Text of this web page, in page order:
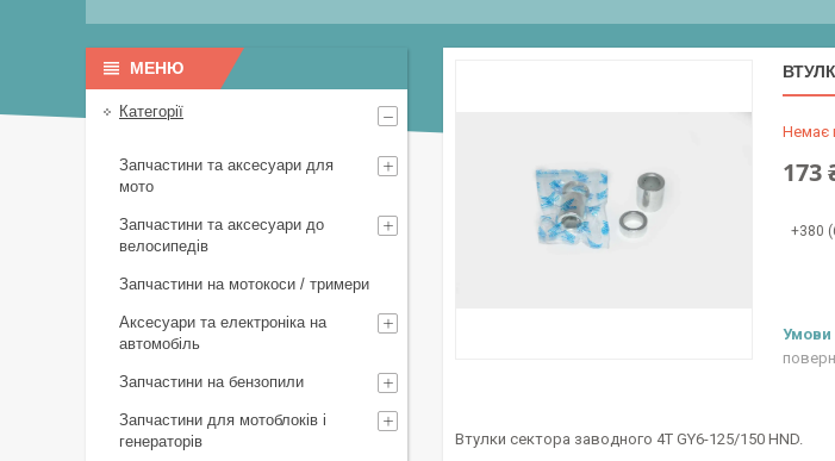
Немає
173
+380
Втулки сектора заводного 4Т GY6-125/150 HND.
Категорії
Запчастини та аксесуари для
мото
Запчастини та аксесуари до
велосипедів
Запчастини на мотокоси / тримери
Аксесуари та електроніка на
автомобіль
Запчастини на бензопили
Запчастини для мотоблоків і
генераторів